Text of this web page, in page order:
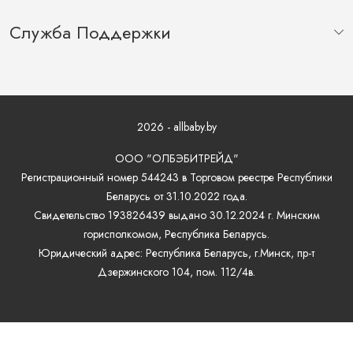
Служба Поддержки
2026 - allbaby.by
ООО "ОЛБЭБИТРЕЙД"
Регистрационный номер 544243 в Торговом реестре Республики
Беларусь от 31.10.2022 года.
Свидетельство 193826439 выдано 30.12.2024 г. Минским
горисполкомом, Республика Беларусь.
Юридический адрес: Республика Беларусь, г.Минск, пр-т
Дзержинского 104, пом. 112/4в.